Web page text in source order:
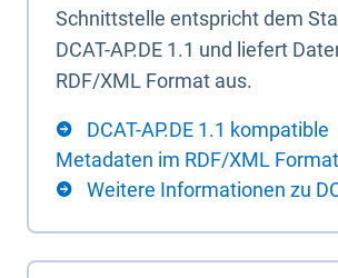
Schnittstelle entspricht dem
DCAT-AP.DE 1.1 und liefert
RDF/XML Format aus.
DCAT-AP.DE 1.1 kompatible
Metadaten im RDF/XML Format
Weitere Informationen zu